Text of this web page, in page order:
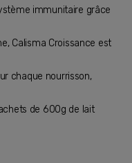
immunitaire grâce
Calisma Croissance est
chaque nourrisson,
de 600g de lait